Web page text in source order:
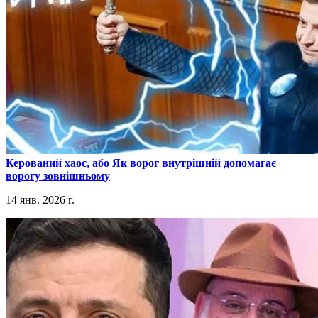
​Керований хаос, або Як ворог внутрішній допомагає
ворогу зовнішньому
14 янв. 2026 г.